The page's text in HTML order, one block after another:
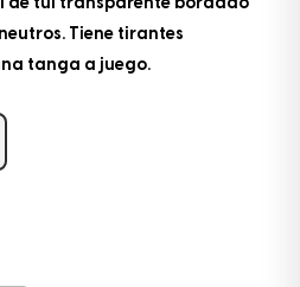
de tul transparente bordado
Tiene tirantes
tanga a juego.